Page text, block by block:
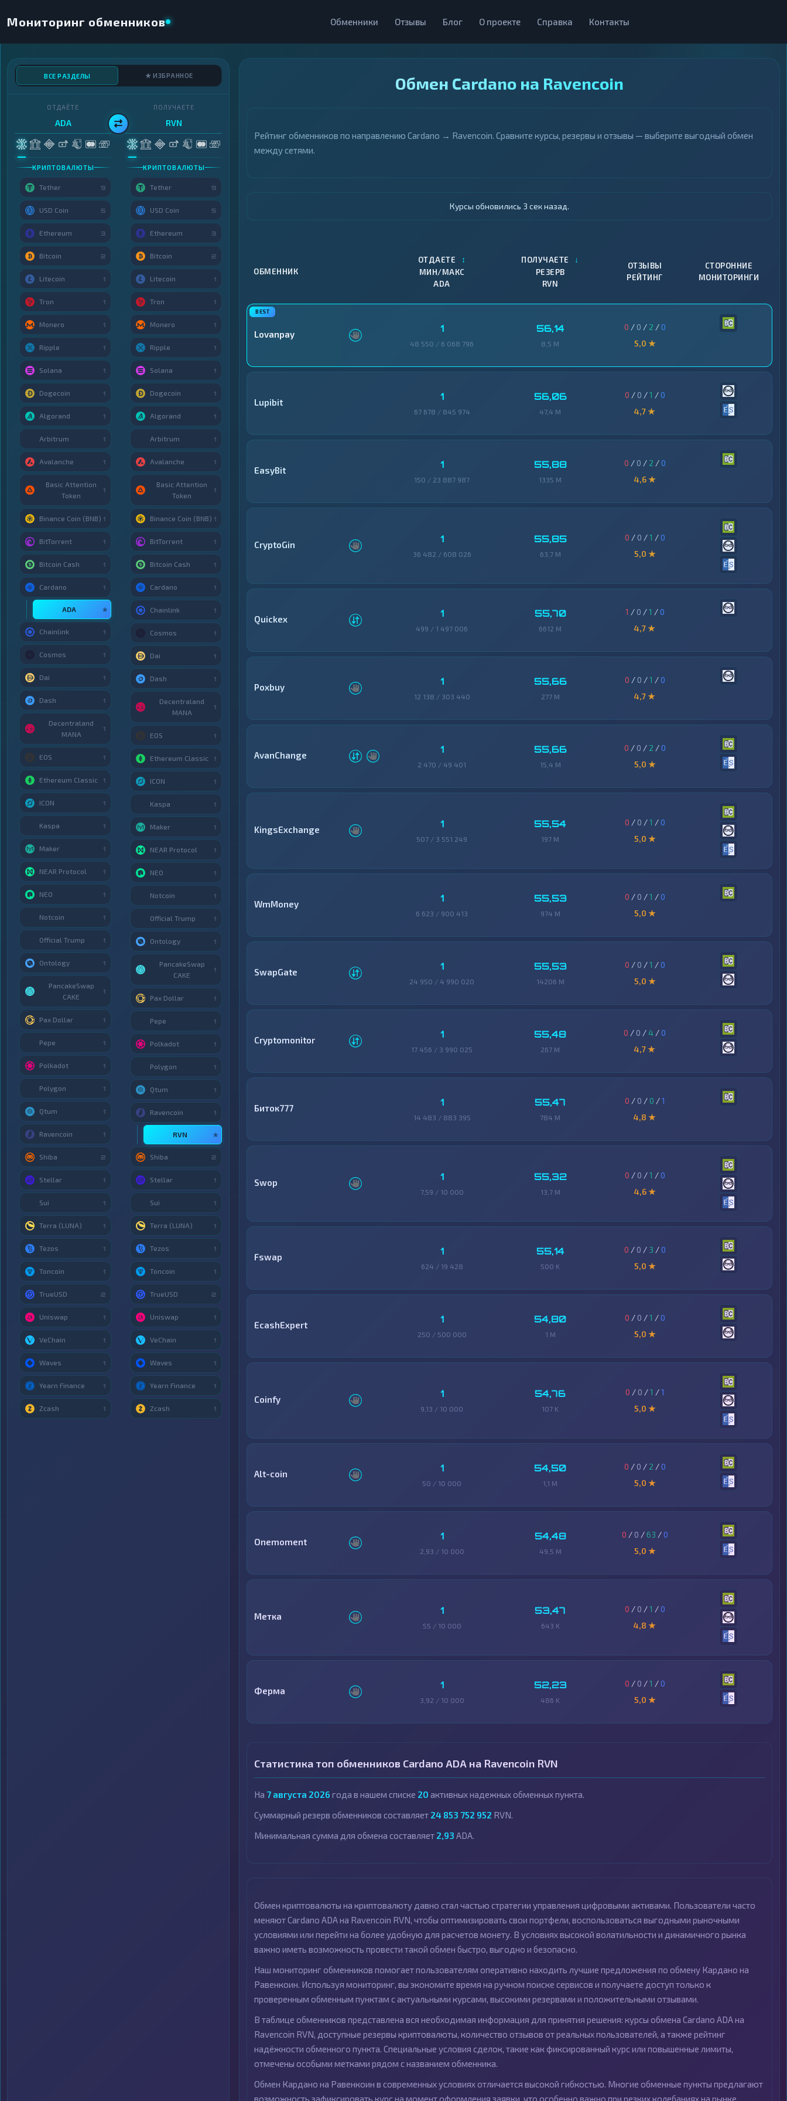
Мониторинг обменников Обменники Отзывы Блог О проекте Справка Контакты
Обмен Cardano на Ravencoin
Рейтинг обменников по направлению Cardano → Ravencoin. Сравните курсы, резервы и отзывы — выберите выгодный обмен
между сетями.
Курсы обновились 4 сек назад.
ОБМЕННИК
ОТДАЕТЕ ↕
МИН/МАКС
ADA
ПОЛУЧАЕТЕ ↓
РЕЗЕРВ
RVN
ОТЗЫВЫ
РЕЙТИНГ
СТОРОННИЕ
МОНИТОРИНГИ
Lovanpay 1
48 550 / 6 068 796
56,14
8,5 M
0 / 0 / 2 /0
5,0 ★
Lupibit 1
67 678 / 845 974
56,06
47,4 M
0 / 0 /1 /0
4,7 ★
EasyBit 1
150 / 23 887 987
55,88
1335 M
0 / 0 / 2 /0
4,6 ★
CryptoGin 1
36 482 / 608 026
55,85
63,7 M
0 / 0 /1 /0
5,0 ★
Quickex 1
499 / 1 497 006
55,70
6612 M
1 / 0 /1 /0
4,7 ★
Poxbuy 1
12 138 / 303 440
55,66
277 M
0 / 0 /1 /0
4,7 ★
AvanChange 1
2 470 / 49 401
55,66
15,4 M
0 / 0 / 2 /0
5,0 ★
KingsExchange 1
507 / 3 551 249
55,54
197 M
0 / 0 /1 /0
5,0 ★
WmMoney 1
6 623 / 900 413
55,53
974 M
0 / 0 /1 /0
5,0 ★
SwapGate 1
24 950 / 4 990 020
55,53
14206 M
0 / 0 /1 /0
5,0 ★
Cryptomonitor 1
17 456 / 3 990 025
55,48
267 M
0 / 0 / 4 /0
4,7 ★
Биток777 1
14 483 / 883 395
55,47
784 M
0 / 0 / 0 /1
4,8 ★
Swop 1
7,59 / 10 000
55,32
13,7 M
0 / 0 /1 /0
4,6 ★
Fswap 1
624 / 19 428
55,14
500 K
0 / 0 / 3 /0
5,0 ★
EcashExpert 1
250 / 500 000
54,80
1 M
0 / 0 /1 /0
5,0 ★
Coinfy 1
9,13 / 10 000
54,76
107 K
0 / 0 /1 /1
5,0 ★
Alt-coin 1
50 / 10 000
54,50
1,1 M
0 / 0 / 2 /0
5,0 ★
Onemoment 1
2,93 / 10 000
54,48
49,5 M
0 / 0 / 63 /0
5,0 ★
Метка 1
55 / 10 000
53,47
643 K
0 / 0 /1 /0
4,8 ★
Ферма 1
3,92 / 10 000
52,23
486 K
0 / 0 /1 /0
5,0 ★
Статистика топ обменников Cardano ADA на Ravencoin RVN
На 7 августа 2026 года в нашем списке 20 активных надежных обменных пункта.
Суммарный резерв обменников составляет 24 853 752 952 RVN.
Минимальная сумма для обмена составляет 2,93 ADA.
Обмен криптовалюты на криптовалюту давно стал частью стратегии управления цифровыми активами. Пользователи часто
меняют Cardano ADA на Ravencoin RVN, чтобы оптимизировать свои портфели, воспользоваться выгодными рыночными
условиями или перейти на более удобную для расчетов монету. В условиях высокой волатильности и динамичного рынка
важно иметь возможность провести такой обмен быстро, выгодно и безопасно.
Наш мониторинг обменников помогает пользователям оперативно находить лучшие предложения по обмену Кардано на
Равенкоин. Используя мониторинг, вы экономите время на ручном поиске сервисов и получаете доступ только к
проверенным обменным пунктам с актуальными курсами, высокими резервами и положительными отзывами.
В таблице обменников представлена вся необходимая информация для принятия решения: курсы обмена Cardano ADA на
Ravencoin RVN, доступные резервы криптовалюты, количество отзывов от реальных пользователей, а также рейтинг
надёжности обменного пункта. Специальные условия сделок, такие как фиксированный курс или повышенные лимиты,
отмечены особыми метками рядом с названием обменника.
Обмен Кардано на Равенкоин в современных условиях отличается высокой гибкостью. Многие обменные пункты предлагают
возможность зафиксировать курс на момент оформления заявки, что особенно важно при резких колебаниях на рынке.
ВСЕ РАЗДЕЛЫ ★ ИЗБРАННОЕ
ОТДАЁТЕ
ADA
КРИПТОВАЛЮТЫ
Tether 9
USD Coin 5
Ethereum 3
Bitcoin 2
Litecoin 1
Tron 1
Monero 1
Ripple 1
Solana 1
Dogecoin 1
Algorand 1
Arbitrum 1
Avalanche 1
Basic Attention
Token
1
Binance Coin (BNB) 1
BitTorrent 1
Bitcoin Cash 1
Cardano 1
ADA ★
Chainlink 1
Cosmos 1
Dai 1
Dash 1
Decentraland
MANA
1
EOS 1
Ethereum Classic 1
ICON 1
Kaspa 1
Maker 1
NEAR Protocol 1
NEO 1
Notcoin 1
Official Trump 1
Ontology 1
PancakeSwap
CAKE
1
Pax Dollar 1
Pepe 1
Polkadot 1
Polygon 1
Qtum 1
Ravencoin 1
Shiba 2
Stellar 1
Sui 1
Terra (LUNA) 1
Tezos 1
Toncoin 1
TrueUSD 2
Uniswap 1
VeChain 1
Waves 1
Yearn Finance 1
Zcash 1
ПОЛУЧАЕТЕ
RVN
КРИПТОВАЛЮТЫ
Tether 9
USD Coin 5
Ethereum 3
Bitcoin 2
Litecoin 1
Tron 1
Monero 1
Ripple 1
Solana 1
Dogecoin 1
Algorand 1
Arbitrum 1
Avalanche 1
Basic Attention
Token
1
Binance Coin (BNB) 1
BitTorrent 1
Bitcoin Cash 1
Cardano 1
Chainlink 1
Cosmos 1
Dai 1
Dash 1
Decentraland
MANA
1
EOS 1
Ethereum Classic 1
ICON 1
Kaspa 1
Maker 1
NEAR Protocol 1
NEO 1
Notcoin 1
Official Trump 1
Ontology 1
PancakeSwap
CAKE
1
Pax Dollar 1
Pepe 1
Polkadot 1
Polygon 1
Qtum 1
Ravencoin 1
RVN ★
Shiba 2
Stellar 1
Sui 1
Terra (LUNA) 1
Tezos 1
Toncoin 1
TrueUSD 2
Uniswap 1
VeChain 1
Waves 1
Yearn Finance 1
Zcash 1